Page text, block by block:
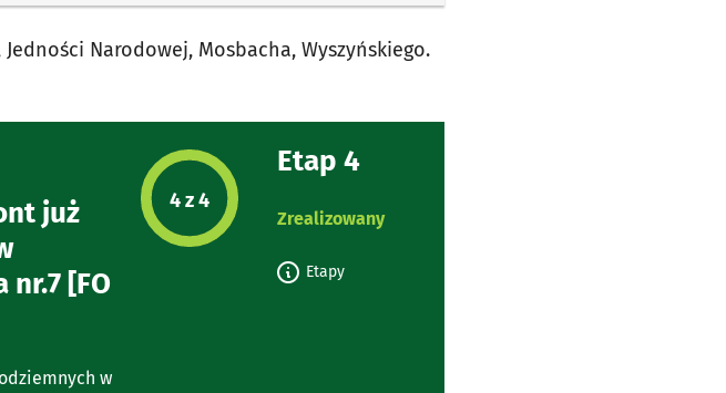
Narodowej, Mosbacha, Wyszyńskiego.
już
nr.7 [FO
w
Etap projektu:
4 z 4
Etap 4
Zrealizowany
Etapy